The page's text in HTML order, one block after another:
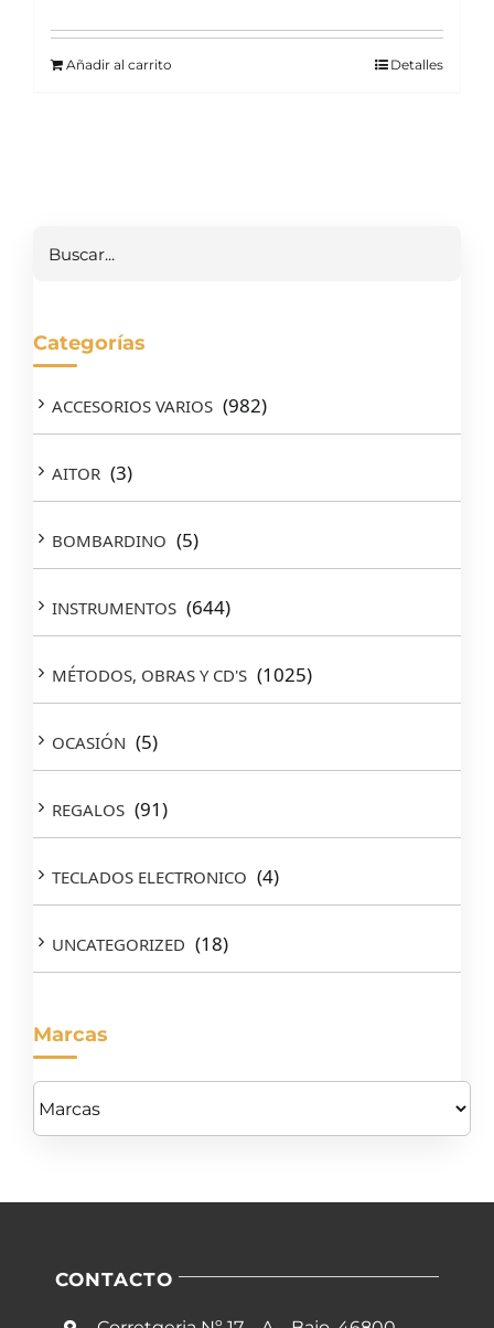
original
era:
actual
Añadir al carrito Detalles
Categorías
ACCESORIOS VARIOS (982)
AITOR (3)
BOMBARDINO (5)
INSTRUMENTOS (644)
MÉTODOS, OBRAS Y CD'S (1025)
OCASIÓN (5)
REGALOS (91)
TECLADOS ELECTRONICO (4)
UNCATEGORIZED (18)
Marcas
CONTACTO